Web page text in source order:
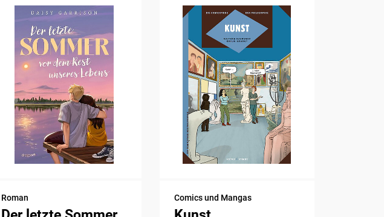
Roman Comics und Mangas